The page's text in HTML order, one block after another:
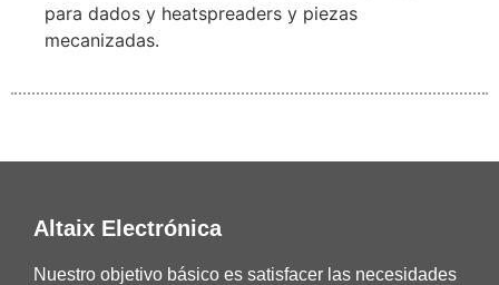
para dados y heatspreaders y piezas
mecanizadas.
Altaix Electrónica
Nuestro objetivo básico es satisfacer las necesidades